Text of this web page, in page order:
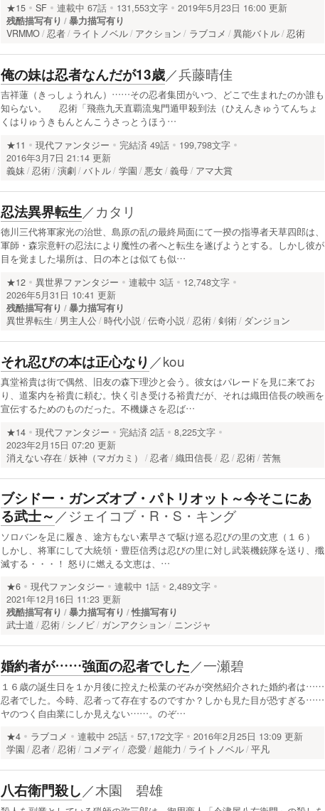
★15 SF 連載中 67話 131,553文字
2019年5月23日 16:00 更新
残酷描写有り
暴力描写有り
VRMMO 忍者 ライトノベル アクション ラブコメ 異能バトル 忍術
俺の妹は忍者なんだが13歳／兵藤晴佳
吉祥蓮（きっしょうれん）……その忍者集団がいつ、どこで生まれたのか誰も
知らない。 忍術「飛燕九天直覇流鬼門遁甲殺到法（ひえんきゅうてんちょ
くはりゅうきもんとんこうさっとうほう…
★11 現代ファンタジー 完結済 49話
199,798文字
2016年3月7日 21:14 更新
義妹 忍術 演劇 バトル 学園 悪女 義母 アマ大賞
忍法異界転生／カタリ
徳川三代将軍家光の治世、島原の乱の最終局面にて一揆の指導者天草四郎は、
軍師・森宗意軒の忍法により魔性の者へと転生を遂げようとする。しかし彼が
目を覚ました場所は、日の本とは似ても似…
★12 異世界ファンタジー 連載中 3話
12,748文字
2026年5月31日 10:41 更新
残酷描写有り
暴力描写有り
異世界転生
男主人公 時代小説 伝奇小説 忍術 剣術 ダンジョン
それ忍びの本は正心なり ／kou
真堂裕貴は街で偶然、旧友の森下理沙と会う。彼女はパレードを見に来てお
り、道案内を裕貴に頼む。快く引き受ける裕貴だが、それは織田信長の映画を
宣伝するためのものだった。不機嫌さを忍ば…
★14 現代ファンタジー 完結済 2話
8,225文字
2023年2月15日 07:20 更新
消えない存在
妖神（マガカミ） 忍者 織田信長 忍 忍術 苦無
ブシドー・ガンズオブ・パトリオット～今そこにあ
る武士～／ジェイコブ・R・S・キング
ソロバンを足に履き、途方もない素早さで駆け巡る忍びの里の文恵（１６）
しかし、将軍にして大統領・豊臣信秀は忍びの里に対し武装機銃隊を送り、殲
滅する・・・！ 怒りに燃える文恵は、…
★6 現代ファンタジー 連載中 1話
2,489文字
2021年12月16日 11:23 更新
残酷描写有り
暴力描写有り
性描写有り
武士道
忍術 シノビ ガンアクション ニンジャ
婚約者が……強面の忍者でした／一瀬碧
１６歳の誕生日を１か月後に控えた松葉のぞみが突然紹介された婚約者は……
忍者でした。今時、忍者って存在するのですか？しかも見た目が恐すぎる……
ヤのつく自由業にしか見えない……。のぞ…
★4 ラブコメ 連載中 25話 57,172文字
2016年2月25日 13:09 更新
学園
忍者 忍術 コメディ 恋愛 超能力 ライトノベル 平凡
八右衛門殺し ／木園 碧雄